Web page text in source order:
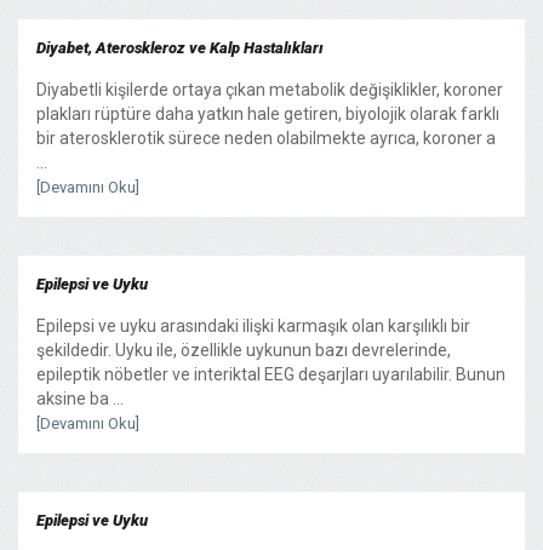
Diyabet, Ateroskleroz ve Kalp Hastalıkları
Diyabetli kişilerde ortaya çıkan metabolik değişiklikler, koroner
plakları rüptüre daha yatkın hale getiren, biyolojik olarak farklı
bir aterosklerotik sürece neden olabilmekte ayrıca, koroner a
[Devamını Oku]
Epilepsi ve Uyku
Epilepsi ve uyku arasındaki ilişki karmaşık olan karşılıklı bir
şekildedir. Uyku ile, özellikle uykunun bazı devrelerinde,
epileptik nöbetler ve interiktal EEG deşarjları uyarılabilir. Bunun
aksine ba ...
[Devamını Oku]
Epilepsi ve Uyku